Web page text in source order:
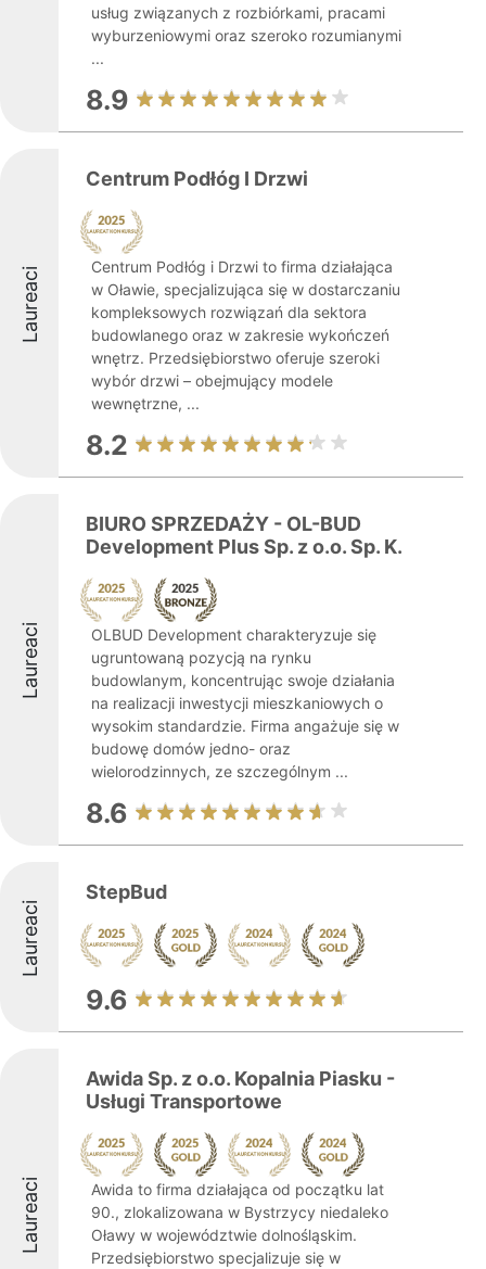
usług związanych z rozbiórkami, pracami
wyburzeniowymi oraz szeroko rozumianymi
...
8.9
Laureaci
Centrum Podłóg I Drzwi
Centrum Podłóg i Drzwi to firma działająca
w Oławie, specjalizująca się w dostarczaniu
kompleksowych rozwiązań dla sektora
budowlanego oraz w zakresie wykończeń
wnętrz. Przedsiębiorstwo oferuje szeroki
wybór drzwi – obejmujący modele
wewnętrzne, ...
8.2
Laureaci
BIURO SPRZEDAŻY - OL-BUD
Development Plus Sp. z o.o. Sp. K.
OLBUD Development charakteryzuje się
ugruntowaną pozycją na rynku
budowlanym, koncentrując swoje działania
na realizacji inwestycji mieszkaniowych o
wysokim standardzie. Firma angażuje się w
budowę domów jedno- oraz
wielorodzinnych, ze szczególnym ...
8.6
Laureaci
StepBud
9.6
Laureaci
Awida Sp. z o.o. Kopalnia Piasku -
Usługi Transportowe
Awida to firma działająca od początku lat
90., zlokalizowana w Bystrzycy niedaleko
Oławy w województwie dolnośląskim.
Przedsiębiorstwo specjalizuje się w